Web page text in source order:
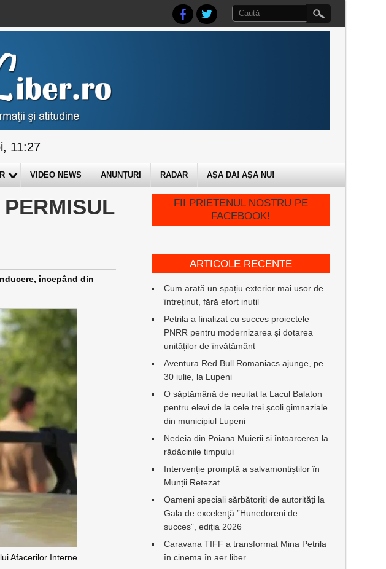
11:27
VIDEO NEWS ANUNȚURI RADAR AȘA DA! AȘA NU!
începând din
Afacerilor Interne.
FII PRIETENUL NOSTRU PE
FACEBOOK!
ARTICOLE RECENTE
Cum arată un spațiu exterior mai ușor de
întreținut, fără efort inutil
Petrila a finalizat cu succes proiectele
PNRR pentru modernizarea și dotarea
unităților de învățământ
Aventura Red Bull Romaniacs ajunge, pe
30 iulie, la Lupeni
O săptămână de neuitat la Lacul Balaton
pentru elevi de la cele trei școli gimnaziale
din municipiul Lupeni
Nedeia din Poiana Muierii și întoarcerea la
rădăcinile timpului
Intervenție promptă a salvamontiștilor în
Munții Retezat
Oameni speciali sărbătoriți de autorități la
Gala de excelenţă ”Hunedoreni de
succes”, ediția 2026
Caravana TIFF a transformat Mina Petrila
în cinema în aer liber.